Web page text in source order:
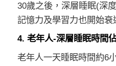
30歲之後，深層睡眠(深
記憶力及學習力也開始衰
4. 老年人-深層睡眠時間
老年人一天睡眠時間約6